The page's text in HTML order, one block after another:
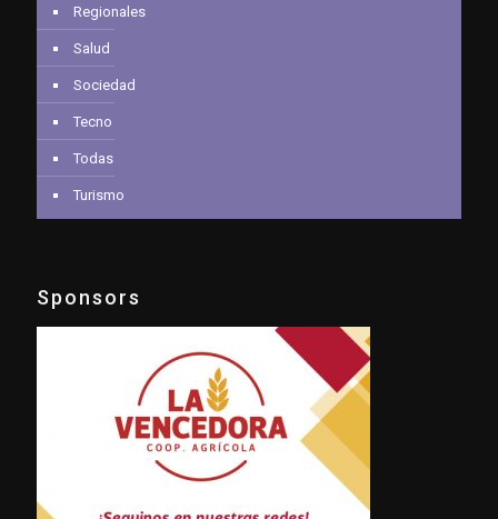
Regionales
Salud
Sociedad
Tecno
Todas
Turismo
Sponsors